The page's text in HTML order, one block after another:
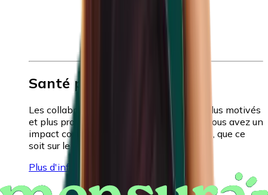
Santé physique
Les collaborateurs en bonne santé sont plus motivés
et plus productifs. En tant qu'employeur, vous avez un
impact considérable sur la santé physique, que ce
soit sur le lieu de travail ou en dehors.
Plus d'infos